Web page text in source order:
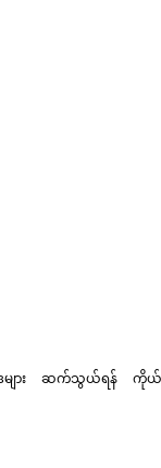
ျား ဆက်သွယ်ရန် ကိုယ်